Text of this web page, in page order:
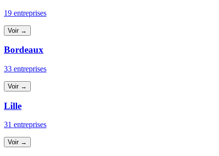
19 entreprises
Voir →
Bordeaux
33 entreprises
Voir →
Lille
31 entreprises
Voir →